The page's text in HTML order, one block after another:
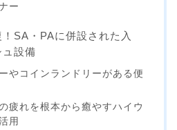
ー
SA・PAに併設された入
設備
やコインランドリーがある便
疲れを根本から癒やすハイウ
用